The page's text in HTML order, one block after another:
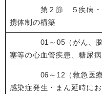
第２節 ５疾病・６
携体制の構築
01～05（がん、脳卒
塞等の心血管疾患、糖尿病
06～12（救急医療、
感染症発生・まん延時に